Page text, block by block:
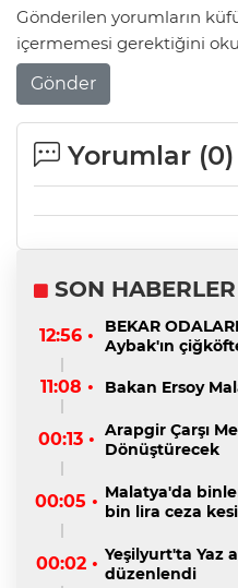
Gönderilen yorumların
içermemesi gerektiğini
Gönder
Yorumlar (0)
SON HABERLER
12:56 •
BEKAR
Aybak'ın
11:08 • Bakan Ersoy
00:13 • Arapgir Çarşı
Dönüştürecek
00:05 • Malatya'da
bin lira ceza
00:02 • Yeşilyurt'ta Yaz
düzenlendi